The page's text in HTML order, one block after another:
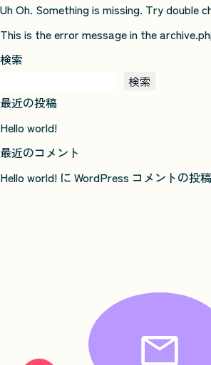
Uh Oh. Something is missing. Try double
This is the error message in the
検索
検索
最近の投稿
Hello world!
最近のコメント
Hello world! に WordPress コメントの投